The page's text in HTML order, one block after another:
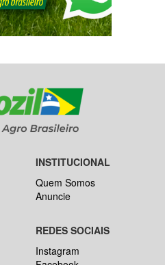
INSTITUCIONAL
Quem Somos
Anuncie
REDES SOCIAIS
Instagram